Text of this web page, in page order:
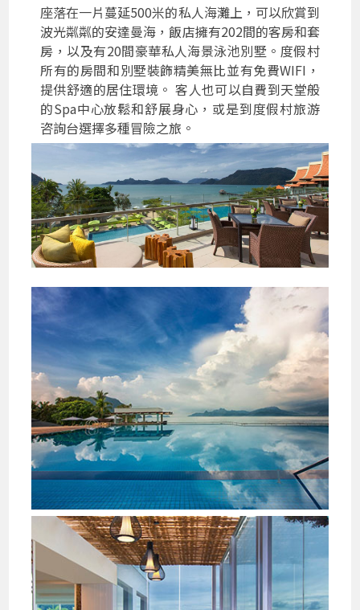
座落在一片蔓延500米的私人海灘上，可以欣賞到
波光粼粼的安達曼海，飯店擁有202間的客房和套
房，以及有20間豪華私人海景泳池別墅。度假村
所有的房間和別墅裝飾精美無比並有免費WIFI，
提供舒適的居住環境。 客人也可以自費到天堂般
的Spa中心放鬆和舒展身心，或是到度假村旅游
咨詢台選擇多種冒險之旅。